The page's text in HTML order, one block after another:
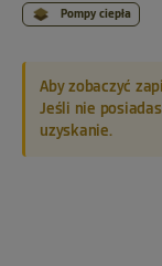
Pompy ciepła
Aby zobaczyć
Jeśli nie
uzyskanie.